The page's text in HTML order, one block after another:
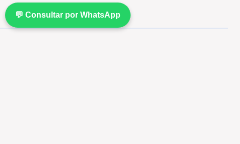
💬 Consultar por WhatsApp